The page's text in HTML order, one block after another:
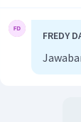
FREDY